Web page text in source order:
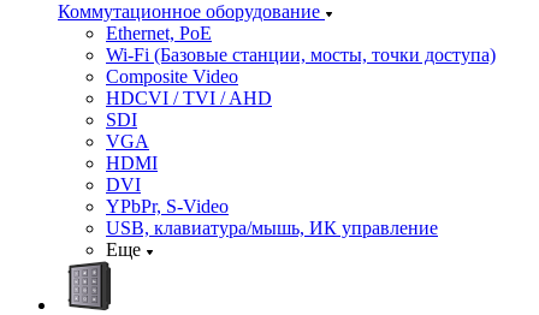
Коммутационное оборудование
Ethernet, PoE
Wi-Fi (Базовые станции, мосты, точки доступа)
Composite Video
HDCVI / TVI / AHD
SDI
VGA
HDMI
DVI
YPbPr, S-Video
USB, клавиатура/мышь, ИК управление
Еще